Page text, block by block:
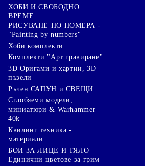
ХОБИ И СВОБОДНО
ВРЕМЕ
РИСУВАНЕ ПО НОМЕРА -
"Painting by numbers"
Хоби комплекти
Комплекти "Арт гравиране"
3D Оригами и хартии, 3D
пъзели
Ръчен САПУН и СВЕЩИ
Сглобяеми модели,
миниатюри & Warhammer
40k
Квилинг техника -
материали
БОИ ЗА ЛИЦЕ И ТЯЛО
Единични цветове за грим